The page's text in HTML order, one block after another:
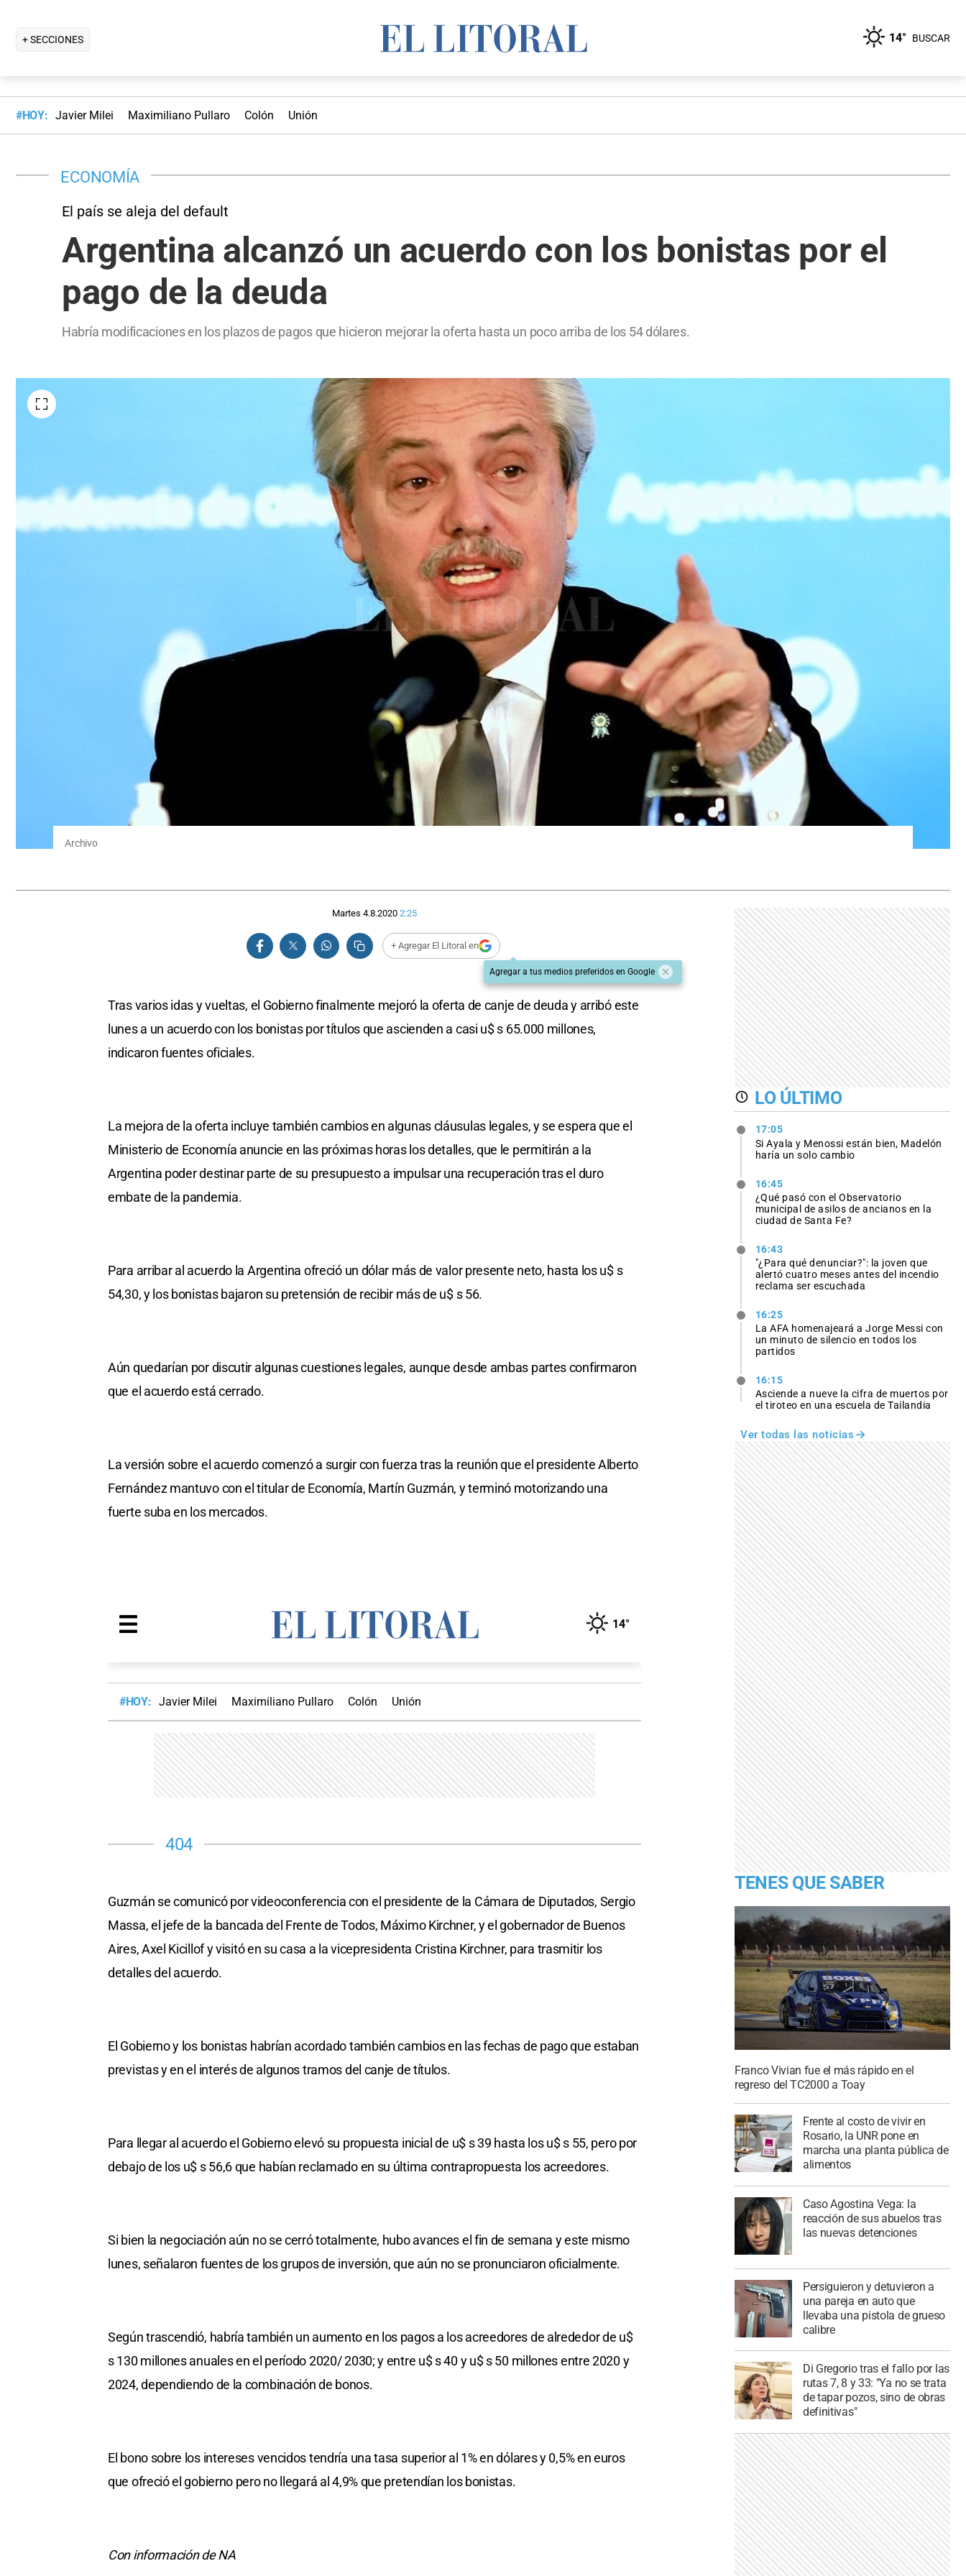
+ SECCIONES 14° BUSCAR
#HOY: Javier Milei Maximiliano Pullaro Colón Unión
ECONOMÍA
El país se aleja del default
Argentina alcanzó un acuerdo con los bonistas por el
pago de la deuda
Habría modificaciones en los plazos de pagos que hicieron mejorar la oferta hasta un poco arriba de los 54 dólares.
Archivo
Martes 4.8.2020 2:25
+ Agregar El Litoral en
Agregar a tus medios preferidos en Google
Tras varios idas y vueltas, el Gobierno finalmente mejoró la oferta de canje de deuda y arribó este
lunes a un acuerdo con los bonistas por títulos que ascienden a casi u$ s 65.000 millones,
indicaron fuentes oficiales.
La mejora de la oferta incluye también cambios en algunas cláusulas legales, y se espera que el
Ministerio de Economía anuncie en las próximas horas los detalles, que le permitirán a la
Argentina poder destinar parte de su presupuesto a impulsar una recuperación tras el duro
embate de la pandemia.
Para arribar al acuerdo la Argentina ofreció un dólar más de valor presente neto, hasta los u$ s
54,30, y los bonistas bajaron su pretensión de recibir más de u$ s 56.
Aún quedarían por discutir algunas cuestiones legales, aunque desde ambas partes confirmaron
que el acuerdo está cerrado.
La versión sobre el acuerdo comenzó a surgir con fuerza tras la reunión que el presidente Alberto
Fernández mantuvo con el titular de Economía, Martín Guzmán, y terminó motorizando una
fuerte suba en los mercados.
Guzmán se comunicó por videoconferencia con el presidente de la Cámara de Diputados, Sergio
Massa, el jefe de la bancada del Frente de Todos, Máximo Kirchner, y el gobernador de Buenos
Aires, Axel Kicillof y visitó en su casa a la vicepresidenta Cristina Kirchner, para trasmitir los
detalles del acuerdo.
El Gobierno y los bonistas habrían acordado también cambios en las fechas de pago que estaban
previstas y en el interés de algunos tramos del canje de títulos.
Para llegar al acuerdo el Gobierno elevó su propuesta inicial de u$ s 39 hasta los u$ s 55, pero por
debajo de los u$ s 56,6 que habían reclamado en su última contrapropuesta los acreedores.
Si bien la negociación aún no se cerró totalmente, hubo avances el fin de semana y este mismo
lunes, señalaron fuentes de los grupos de inversión, que aún no se pronunciaron oficialmente.
Según trascendió, habría también un aumento en los pagos a los acreedores de alrededor de u$
s 130 millones anuales en el período 2020/ 2030; y entre u$ s 40 y u$ s 50 millones entre 2020 y
2024, dependiendo de la combinación de bonos.
El bono sobre los intereses vencidos tendría una tasa superior al 1% en dólares y 0,5% en euros
que ofreció el gobierno pero no llegará al 4,9% que pretendían los bonistas.
Con información de NA
LO ÚLTIMO
17:05
Si Ayala y Menossi están bien, Madelón
haría un solo cambio
16:45
¿Qué pasó con el Observatorio
municipal de asilos de ancianos en la
ciudad de Santa Fe?
16:43
"¿Para qué denunciar?": la joven que
alertó cuatro meses antes del incendio
reclama ser escuchada
16:25
La AFA homenajeará a Jorge Messi con
un minuto de silencio en todos los
partidos
16:15
Asciende a nueve la cifra de muertos por
el tiroteo en una escuela de Tailandia
Ver todas las noticias
TENES QUE SABER
Franco Vivian fue el más rápido en el
regreso del TC2000 a Toay
Frente al costo de vivir en
Rosario, la UNR pone en
marcha una planta pública de
alimentos
Caso Agostina Vega: la
reacción de sus abuelos tras
las nuevas detenciones
Persiguieron y detuvieron a
una pareja en auto que
llevaba una pistola de grueso
calibre
Di Gregorio tras el fallo por las
rutas 7, 8 y 33: "Ya no se trata
de tapar pozos, sino de obras
definitivas"